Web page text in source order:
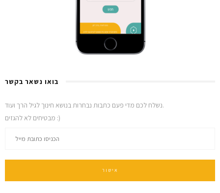
בואו נשאר בקשר
נשלח לכם מדי פעם כתבות נבחרות בנושא חינוך לגיל הרך ועוד.
מבטיחים לא להגזים :)